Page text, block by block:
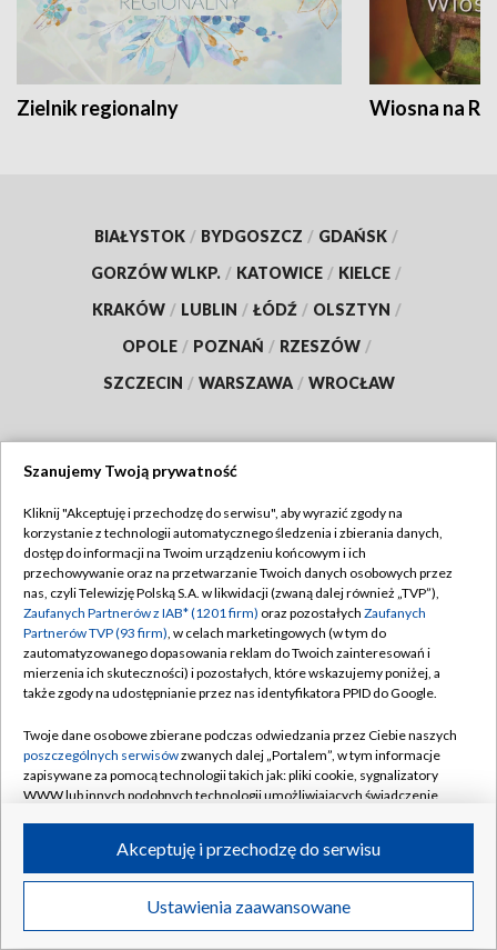
Zielnik regionalny Wiosna na
BIAŁYSTOK / BYDGOSZCZ / GDAŃSK /
GORZÓW WLKP. / KATOWICE / KIELCE /
KRAKÓW / LUBLIN / ŁÓDŹ / OLSZTYN /
OPOLE / POZNAŃ / RZESZÓW /
SZCZECIN / WARSZAWA / WROCŁAW
TVP
Abonament TVP
Emisja w TVP
Centrum informacji TVP
Naziemna Telewizja Cyfrowa
Rada Programowa
System NOS
Informacje o nadawcy
Program dla prasy
Ogłoszenie przetargowe
Regulamin TVP
Polityka prywatności
Moje zgody
Pomoc
Kontakt
Kanały
©2026 Telewizja Polska S.A. w likwidacji
Szanujemy Twoją prywatność
Kliknij "Akceptuję i przechodzę do serwisu", aby wyrazić zgody na
korzystanie z technologii automatycznego śledzenia i zbierania danych,
dostęp do informacji na Twoim urządzeniu końcowym i ich
przechowywanie oraz na przetwarzanie Twoich danych osobowych przez
nas, czyli Telewizję Polską S.A. w likwidacji (zwaną dalej również „TVP”),
Zaufanych Partnerów z IAB* (1201 firm) oraz pozostałych Zaufanych
Partnerów TVP (93 firm), w celach marketingowych (w tym do
zautomatyzowanego dopasowania reklam do Twoich zainteresowań i
mierzenia ich skuteczności) i pozostałych, które wskazujemy poniżej, a
także zgody na udostępnianie przez nas identyfikatora PPID do Google.
Twoje dane osobowe zbierane podczas odwiedzania przez Ciebie naszych
poszczególnych serwisówzwanych dalej „Portalem”, w tym informacje
zapisywane za pomocą technologii takich jak: pliki cookie, sygnalizatory
WWW lub innych podobnych technologii umożliwiających świadczenie
ruchu w Internecie.
Twoje dane osobowe zbierane podczas odwiedzania przez Ciebie
poszczególnych serwisówna Portalu, takie jak adresy IP, identyfikatory
Ustawienia zaawansowane
Akceptuję i przechodzę do serwisu